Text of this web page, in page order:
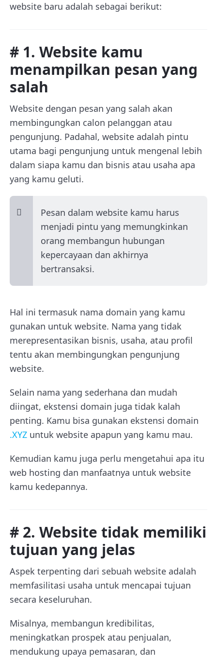
website baru adalah sebagai berikut:
# 1. Website kamu
menampilkan pesan yang
salah
Website dengan pesan yang salah akan
membingungkan calon pelanggan atau
pengunjung. Padahal, website adalah pintu
utama bagi pengunjung untuk mengenal lebih
dalam siapa kamu dan bisnis atau usaha apa
yang kamu geluti.
Pesan dalam website kamu harus
menjadi pintu yang memungkinkan
orang membangun hubungan
kepercayaan dan akhirnya
bertransaksi.
Hal ini termasuk nama domain yang kamu
gunakan untuk website. Nama yang tidak
merepresentasikan bisnis, usaha, atau profil
tentu akan membingungkan pengunjung
website.
Selain nama yang sederhana dan mudah
diingat, ekstensi domain juga tidak kalah
penting. Kamu bisa gunakan ekstensi domain
.XYZ untuk website apapun yang kamu mau.
Kemudian kamu juga perlu mengetahui apa itu
web hosting dan manfaatnya untuk website
kamu kedepannya.
# 2. Website tidak memiliki
tujuan yang jelas
Aspek terpenting dari sebuah website adalah
memfasilitasi usaha untuk mencapai tujuan
secara keseluruhan.
Misalnya, membangun kredibilitas,
meningkatkan prospek atau penjualan,
mendukung upaya pemasaran, dan